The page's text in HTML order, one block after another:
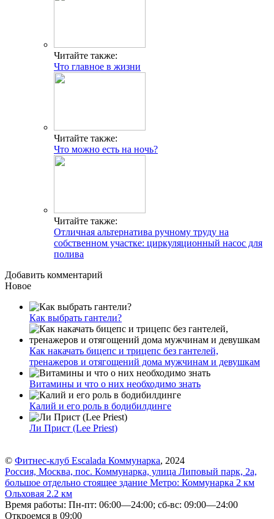
Читайте также:
Что главное в жизни
Читайте также:
Что можно есть на ночь?
Читайте также:
Отличная альтернатива ручному труду на
собственном участке: циркуляционный насос для
полива
Добавить комментарий
Новое
Как выбрать гантели?
Как накачать бицепс и трицепс без гантелей,
тренажеров и отягощений дома мужчинам и девушкам
Витамины и что о них необходимо знать
Калий и его роль в бодибилдинге
Ли Прист (Lee Priest)
© Фитнес-клуб Escalada Коммунарка, 2024
Россия, Москва, пос. Коммунарка, улица Липовый парк, 2а,
большое отдельно стоящее здание Метро: Коммунарка 2 км
Ольховая 2.2 км
Время работы: Пн-пт: 06:00—24:00; сб-вс: 09:00—24:00
Откроемся в 09:00